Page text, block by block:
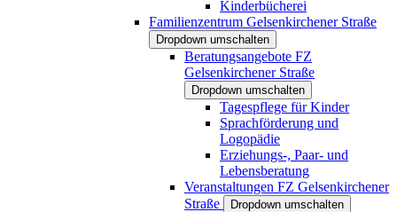
Kinderbücherei
Familienzentrum Gelsenkirchener Straße
Dropdown umschalten
Beratungsangebote FZ
Gelsenkirchener Straße
Dropdown umschalten
Tagespflege für Kinder
Sprachförderung und
Logopädie
Erziehungs-, Paar- und
Lebensberatung
Veranstaltungen FZ Gelsenkirchener
Straße
Dropdown umschalten